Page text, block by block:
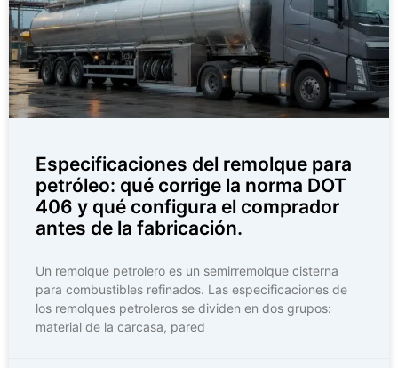
Especificaciones del remolque para
petróleo: qué corrige la norma DOT
406 y qué configura el comprador
antes de la fabricación.
Un remolque petrolero es un semirremolque cisterna
para combustibles refinados. Las especificaciones de
los remolques petroleros se dividen en dos grupos:
material de la carcasa, pared